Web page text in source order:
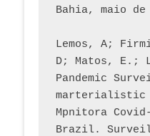
Bahia, maio de
Lemos, A;
D; Matos, E.;
Pandemic
marterialistic
Mpnitora
Brazil.